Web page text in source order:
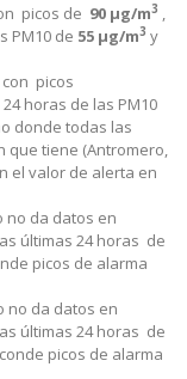
picos de 90 µg/m3 ,
PM10 de 55 µg/m3 y
picos
horas de las PM10
donde todas las
que tiene (Antromero,
el valor de alerta en
no da datos en
últimas 24 horas de
picos de alarma
no da datos en
últimas 24 horas de
picos de alarma